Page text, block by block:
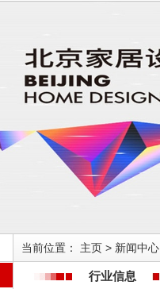
当前位置： 主页 > 新闻中心
行业信息